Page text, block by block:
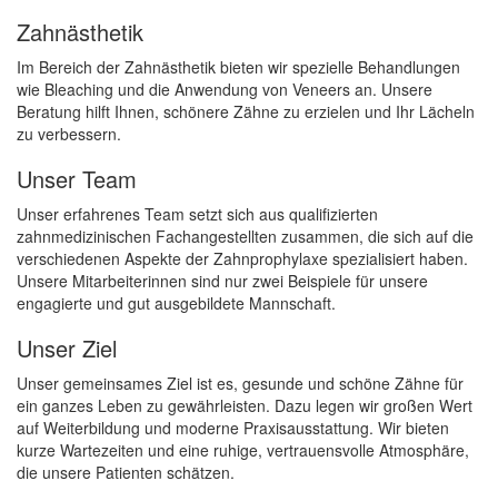
Zahnästhetik
Im Bereich der Zahnästhetik bieten wir spezielle Behandlungen
wie Bleaching und die Anwendung von Veneers an. Unsere
Beratung hilft Ihnen, schönere Zähne zu erzielen und Ihr Lächeln
zu verbessern.
Unser Team
Unser erfahrenes Team setzt sich aus qualifizierten
zahnmedizinischen Fachangestellten zusammen, die sich auf die
verschiedenen Aspekte der Zahnprophylaxe spezialisiert haben.
Unsere Mitarbeiterinnen sind nur zwei Beispiele für unsere
engagierte und gut ausgebildete Mannschaft.
Unser Ziel
Unser gemeinsames Ziel ist es, gesunde und schöne Zähne für
ein ganzes Leben zu gewährleisten. Dazu legen wir großen Wert
auf Weiterbildung und moderne Praxisausstattung. Wir bieten
kurze Wartezeiten und eine ruhige, vertrauensvolle Atmosphäre,
die unsere Patienten schätzen.